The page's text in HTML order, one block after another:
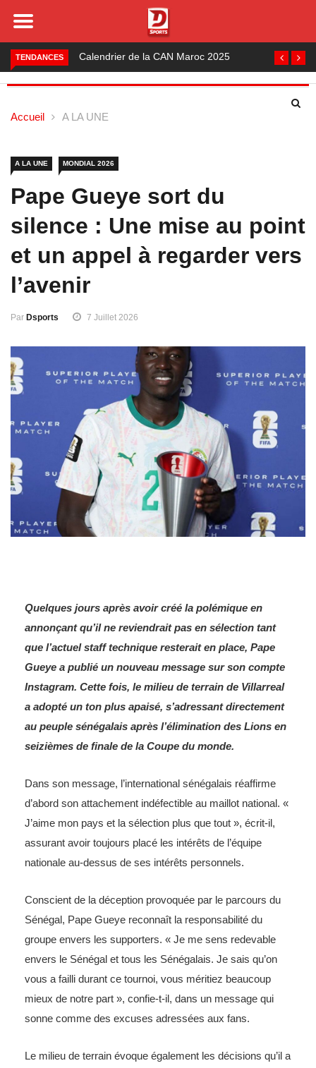
TENDANCES
Maroc 2025Foot local : les lauréats de la
saison 2024-2025
Accueil A LA UNE
A LA UNE MONDIAL 2026
Pape Gueye sort du
silence : Une mise au point
et un appel à regarder vers
l’avenir
Par Dsports 7 Juillet 2026
Quelques jours après avoir créé la polémique en
annonçant qu’il ne reviendrait pas en sélection tant
que l’actuel staff technique resterait en place, Pape
Gueye a publié un nouveau message sur son compte
Instagram. Cette fois, le milieu de terrain de Villarreal
a adopté un ton plus apaisé, s’adressant directement
au peuple sénégalais après l’élimination des Lions en
seizièmes de finale de la Coupe du monde.
Dans son message, l’international sénégalais réaffirme
d’abord son attachement indéfectible au maillot national. «
J’aime mon pays et la sélection plus que tout », écrit-il,
assurant avoir toujours placé les intérêts de l’équipe
nationale au-dessus de ses intérêts personnels.
Conscient de la déception provoquée par le parcours du
Sénégal, Pape Gueye reconnaît la responsabilité du
groupe envers les supporters. « Je me sens redevable
envers le Sénégal et tous les Sénégalais. Je sais qu’on
vous a failli durant ce tournoi, vous méritiez beaucoup
mieux de notre part », confie-t-il, dans un message qui
sonne comme des excuses adressées aux fans.
Le milieu de terrain évoque également les décisions qu’il a